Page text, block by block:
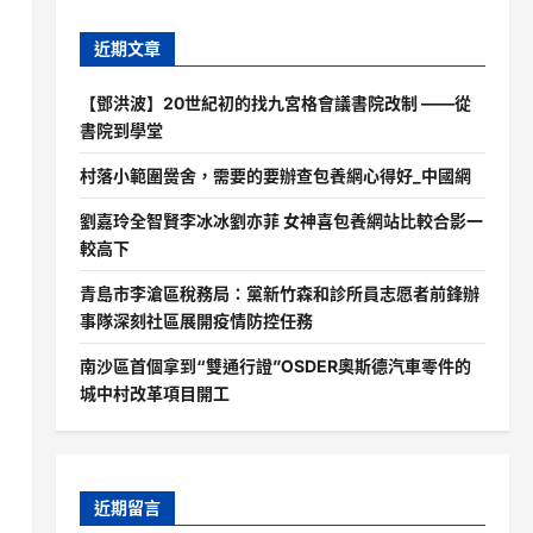
近期文章
【鄧洪波】20世紀初的找九宮格會議書院改制 ——從
書院到學堂
村落小範圍黌舍，需要的要辦查包養網心得好_中國網
劉嘉玲全智賢李冰冰劉亦菲 女神喜包養網站比較合影一
較高下
青島市李滄區稅務局：黨新竹森和診所員志愿者前鋒辦
事隊深刻社區展開疫情防控任務
南沙區首個拿到“雙通行證”OSDER奧斯德汽車零件的
城中村改革項目開工
近期留言